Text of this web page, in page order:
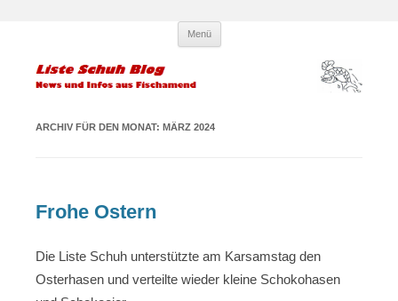
Liste Schuh Blog – KPÖ
Fischamend – Kommunisten und
Parteilose
Infos und News aus Fischamend
Menü
ARCHIV FÜR DEN MONAT: MÄRZ 2024
Frohe Ostern
Die Liste Schuh unterstützte am Karsamstag den
Osterhasen und verteilte wieder kleine Schokohasen